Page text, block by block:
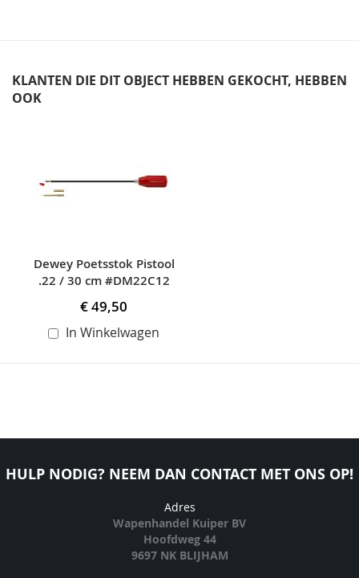
KLANTEN DIE DIT OBJECT HEBBEN GEKOCHT, HEBBEN
OOK
Dewey Poetsstok Pistool
.22 / 30 cm #DM22C12
€ 49,50
In Winkelwagen
HULP NODIG? NEEM DAN CONTACT MET ONS OP!
Adres
Wapenhandel Kuiper BV
Hoofdweg 44
9697 NK BLIJHAM